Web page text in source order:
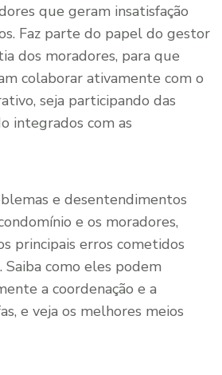
que geram insatisfação
Faz parte do papel do gestor
dos moradores, para que
colaborar ativamente com o
seja participando das
integrados com as
e desentendimentos
e os moradores,
principais erros cometidos
Saiba como eles podem
a coordenação e a
e veja os melhores meios